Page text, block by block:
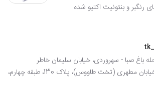
رنگبر و بنتونیت اکتیو شده
منطقه 7، محله باغ صبا - سهروردی، خیابان سلیمان خاطر
(امیراتابک)، نرسیده به خیابان مطهری (تخت طاووس)، پلاک 130، طبقه چهارم،